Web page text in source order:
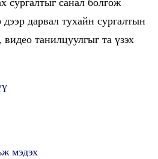
дарвал тухайн сургалтын
видео танилцуулгыг та үзэх
мэдэх